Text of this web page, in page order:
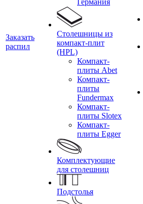
Заказать
распил
Германия
Столешницы из
компакт-плит
(HPL)
Компакт-
плиты Abet
Компакт-
плиты
Fundermax
Компакт-
плиты Slotex
Компакт-
плиты Egger
Комплектующие
для столешниц
Подстолья